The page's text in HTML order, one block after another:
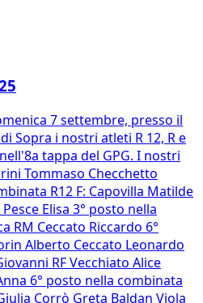
7 settembre, presso il
Sopra i nostri atleti R 12, R e
tappa del GPG. I nostri
Tommaso Checchetto
R12 F: Capovilla Matilde
Elisa 3° posto nella
RM Ceccato Riccardo 6°
Alberto Ceccato Leonardo
RF Vecchiato Alice
6° posto nella combinata
Corrò Greta Baldan Viola